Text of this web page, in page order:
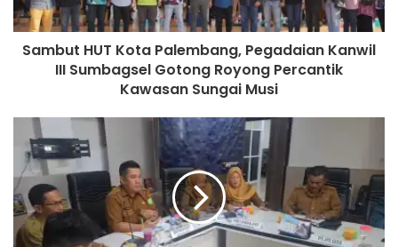
Sambut HUT Kota Palembang, Pegadaian Kanwil
III Sumbagsel Gotong Royong Percantik
Kawasan Sungai Musi